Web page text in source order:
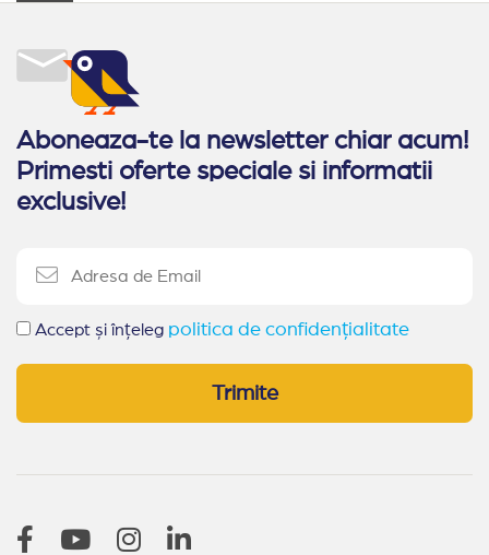
Aboneaza-te la newsletter chiar acum!
Primesti oferte speciale si informatii
exclusive!
Accept și înțeleg politica de confidențialitate
Trimite